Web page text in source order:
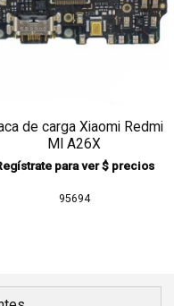
de carga Xiaomi Redmi
MI A26X
para ver $ precios
95694